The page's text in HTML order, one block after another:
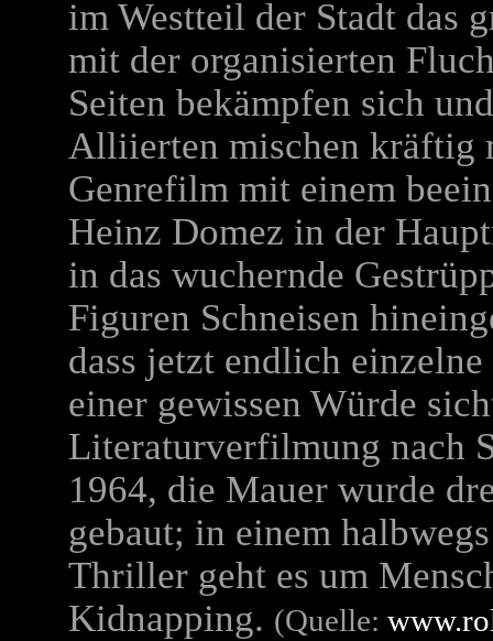
im Westteil der Stadt das
mit der organisierten
Seiten bekämpfen sich
Alliierten mischen kräftig
Genrefilm mit einem
Heinz Domez in der
in das wuchernde
Figuren Schneisen
dass jetzt endlich
einer gewissen Würde
Literaturverfilmung nach
1964, die Mauer wurde
gebaut; in einem
Thriller geht es um
Kidnapping. (Quelle: